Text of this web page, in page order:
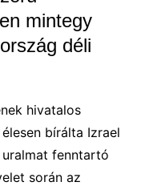
mintegy
déli
hivatalos
bírálta Izrael
fenntartó
során az